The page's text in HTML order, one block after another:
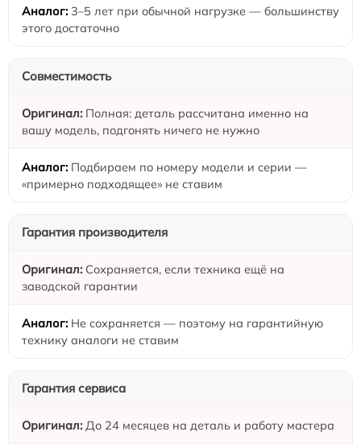
3–5 лет при обычной нагрузке — большинству
этого достаточно
Совместимость
Полная: деталь рассчитана именно на
вашу модель, подгонять ничего не нужно
Подбираем по номеру модели и серии —
«примерно подходящее» не ставим
Гарантия производителя
Сохраняется, если техника ещё на
заводской гарантии
Не сохраняется — поэтому на гарантийную
технику аналоги не ставим
Гарантия сервиса
До 24 месяцев на деталь и работу мастера